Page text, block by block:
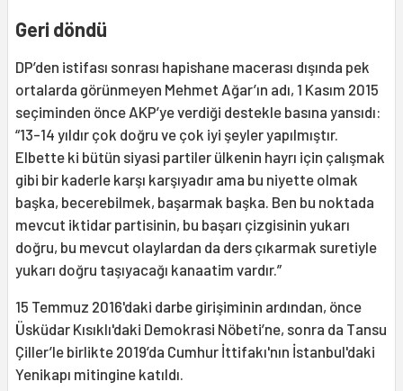
Geri döndü
DP’den istifası sonrası hapishane macerası dışında pek
ortalarda görünmeyen Mehmet Ağar’ın adı, 1 Kasım 2015
seçiminden önce AKP’ye verdiği destekle basına yansıdı:
“13-14 yıldır çok doğru ve çok iyi şeyler yapılmıştır.
Elbette ki bütün siyasi partiler ülkenin hayrı için çalışmak
gibi bir kaderle karşı karşıyadır ama bu niyette olmak
başka, becerebilmek, başarmak başka. Ben bu noktada
mevcut iktidar partisinin, bu başarı çizgisinin yukarı
doğru, bu mevcut olaylardan da ders çıkarmak suretiyle
yukarı doğru taşıyacağı kanaatim vardır.”
15 Temmuz 2016'daki darbe girişiminin ardından, önce
Üsküdar Kısıklı'daki Demokrasi Nöbeti’ne, sonra da Tansu
Çiller’le birlikte 2019’da Cumhur İttifakı'nın İstanbul'daki
Yenikapı mitingine katıldı.